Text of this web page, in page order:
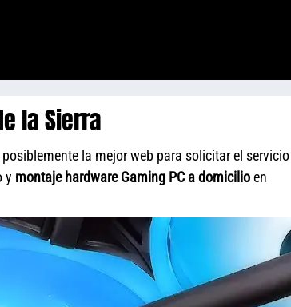
la Sierra
la mejor web para solicitar el servicio
y montaje hardware Gaming PC a domicilioen